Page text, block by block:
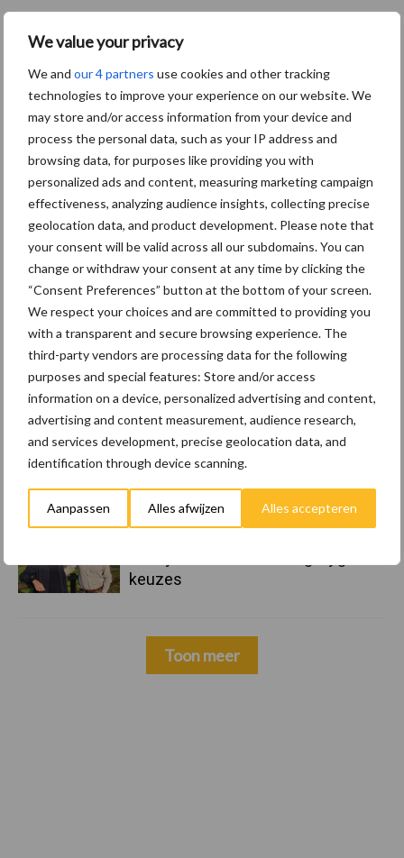
We value your privacy
We and our 4 partners use cookies and other tracking
technologies to improve your experience on our website. We
may store and/or access information from your device and
process the personal data, such as your IP address and
browsing data, for purposes like providing you with
personalized ads and content, measuring marketing campaign
effectiveness, analyzing audience insights, collecting precise
geolocation data, and product development. Please note that
your consent will be valid across all our subdomains. You can
change or withdraw your consent at any time by clicking the
“Consent Preferences” button at the bottom of your screen.
We respect your choices and are committed to providing you
with a transparent and secure browsing experience. The
third-party vendors are processing data for the following
purposes and special features: Store and/or access
information on a device, personalized advertising and content,
advertising and content measurement, audience research,
and services development, precise geolocation data, and
identification through device scanning.
Aanpassen Alles afwijzen Alles accepteren
Primaire
Sidebar
Recent nieuws Partner nieuws
8 jan
Belastingdienst publiceert
Landelijke Landbouwnormen 2025
23 dec
10 praktisch tips om je voor te
bereiden op mogelijke uitval van het
stroomnet
23 dec
EU-pluimveesector groeit door,
maar tempo vlakt af
22 dec
Kwaliteit als wapen tegen
internationale handelsdruk in de
veeteeltsector
keuzes
Toon meer
Toon meer